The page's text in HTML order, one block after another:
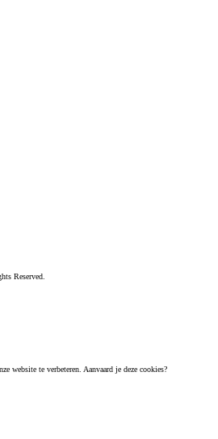
Reserved.
website te verbeteren. Aanvaard je deze cookies?